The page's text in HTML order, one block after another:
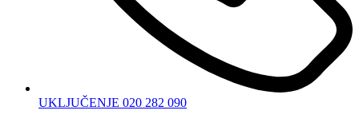
UKLJUČENJE 020 282 090